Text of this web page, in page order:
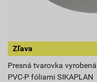
Zľava
Presná tvarovka
PVC-P fóliami SIKAPLAN